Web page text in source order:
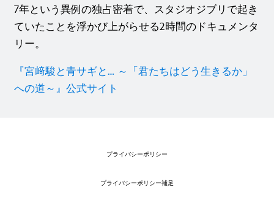
7年という異例の独占密着で、スタジオジブリで起き
ていたことを浮かび上がらせる2時間のドキュメンタ
リー。
『宮﨑駿と青サギと… ～「君たちはどう生きるか」
への道～』公式サイト
プライバシーポリシー
プライバシーポリシー補足